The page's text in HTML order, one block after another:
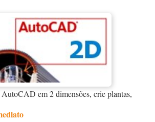
em 2 dimensões, crie plantas,